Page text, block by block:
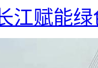
江赋能